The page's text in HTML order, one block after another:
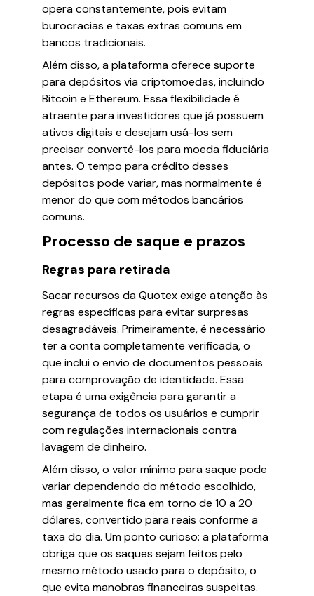
opera constantemente, pois evitam
burocracias e taxas extras comuns em
bancos tradicionais.
Além disso, a plataforma oferece suporte
para depósitos via criptomoedas, incluindo
Bitcoin e Ethereum. Essa flexibilidade é
atraente para investidores que já possuem
ativos digitais e desejam usá-los sem
precisar convertê-los para moeda fiduciária
antes. O tempo para crédito desses
depósitos pode variar, mas normalmente é
menor do que com métodos bancários
comuns.
Processo de saque e prazos
Regras para retirada
Sacar recursos da Quotex exige atenção às
regras específicas para evitar surpresas
desagradáveis. Primeiramente, é necessário
ter a conta completamente verificada, o
que inclui o envio de documentos pessoais
para comprovação de identidade. Essa
etapa é uma exigência para garantir a
segurança de todos os usuários e cumprir
com regulações internacionais contra
lavagem de dinheiro.
Além disso, o valor mínimo para saque pode
variar dependendo do método escolhido,
mas geralmente fica em torno de 10 a 20
dólares, convertido para reais conforme a
taxa do dia. Um ponto curioso: a plataforma
obriga que os saques sejam feitos pelo
mesmo método usado para o depósito, o
que evita manobras financeiras suspeitas.